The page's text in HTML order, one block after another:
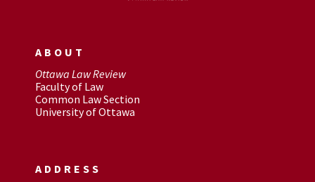
ABOUT
Ottawa Law Review
Faculty of Law
Common Law Section
University of Ottawa
ADDRESS